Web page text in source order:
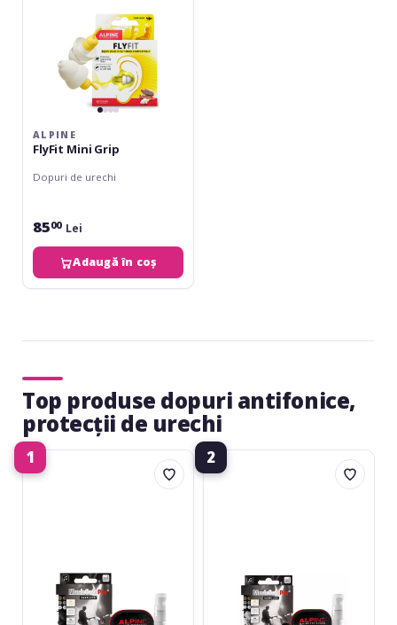
ALPINE
FlyFit Mini Grip
Dopuri de urechi
8500 Lei
Adaugă în coș
Top produse dopuri antifonice,
protecții de urechi
1
Alpine
MusicSafe
2
Alpine
MusicSafe